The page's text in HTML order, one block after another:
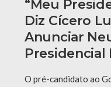
“Meu
Diz Cícero
Anunciar
Presidencial
O pré-candidato ao